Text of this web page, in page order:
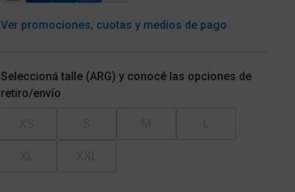
Ver promociones, cuotas y medios de pago
Seleccioná talle (ARG) y conocé las opciones de
retiro/envío